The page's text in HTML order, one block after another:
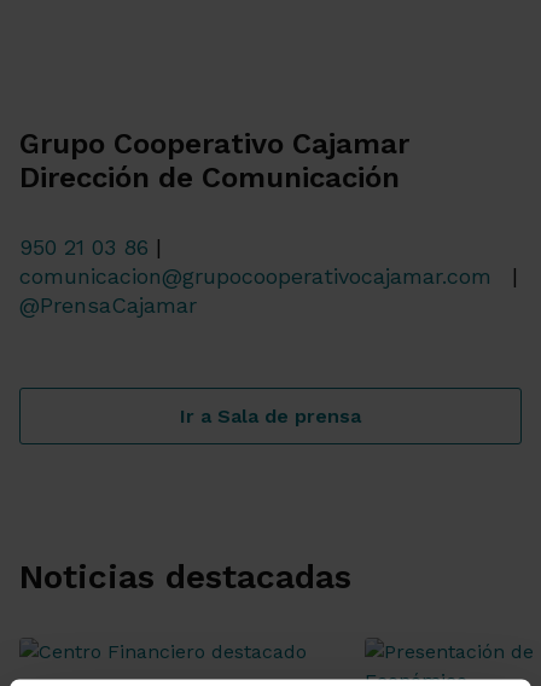
Grupo Cooperativo Cajamar
Dirección de Comunicación
950 21 03 86 |
comunicacion@grupocooperativocajamar.com |
@PrensaCajamar
Ir a Sala de prensa
Noticias destacadas